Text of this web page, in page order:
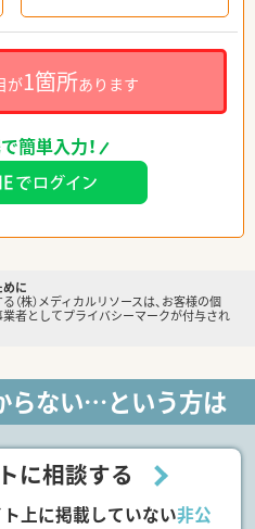
が1箇所あります
簡単入力！
に
（株）メディカルリソースは、お客様の個
者としてプライバシーマークが付与され
らない…という方は
に相談する
上に掲載していない非公